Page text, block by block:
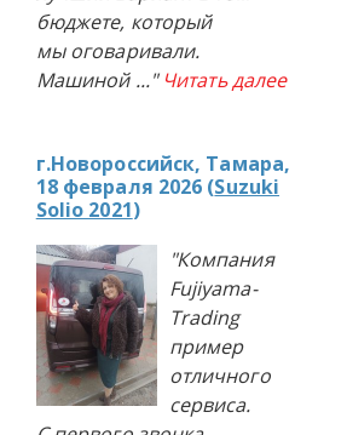
бюджете, который
мы оговаривали.
Машиной ..." Читать далее
г.Новороссийск, Тамара,
18 февраля 2026 (Suzuki
Solio 2021)
"Компания
Fujiyama-
Trading
пример
отличного
сервиса.